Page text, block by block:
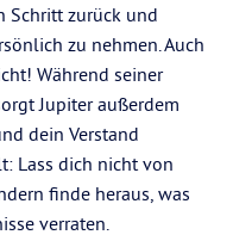
Schritt zurück und
zu nehmen. Auch
Während seiner
Jupiter außerdem
dein Verstand
Lass dich nicht von
finde heraus, was
verraten.